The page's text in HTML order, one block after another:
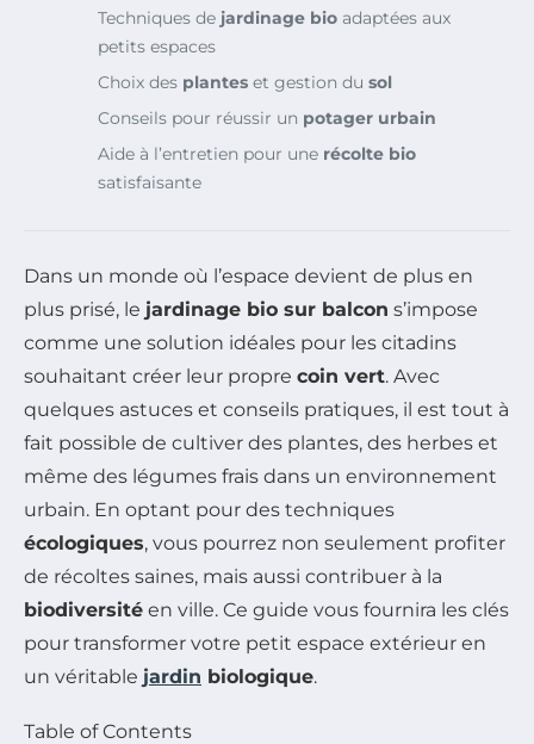
Techniques de jardinage bio adaptées aux
petits espaces
Choix des plantes et gestion du sol
Conseils pour réussir un potager urbain
Aide à l’entretien pour une récolte bio
satisfaisante
Dans un monde où l’espace devient de plus en
plus prisé, le jardinage bio sur balcon s’impose
comme une solution idéales pour les citadins
souhaitant créer leur propre coin vert. Avec
quelques astuces et conseils pratiques, il est tout à
fait possible de cultiver des plantes, des herbes et
même des légumes frais dans un environnement
urbain. En optant pour des techniques
écologiques, vous pourrez non seulement profiter
de récoltes saines, mais aussi contribuer à la
biodiversité en ville. Ce guide vous fournira les clés
pour transformer votre petit espace extérieur en
un véritable jardin biologique.
Table of Contents